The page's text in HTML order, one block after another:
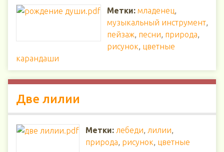
Метки: младенец,
музыкальный инструмент,
пейзаж, песни, природа,
рисунок, цветные
карандаши
Две лилии
Метки: лебеди, лилии,
природа, рисунок, цветные